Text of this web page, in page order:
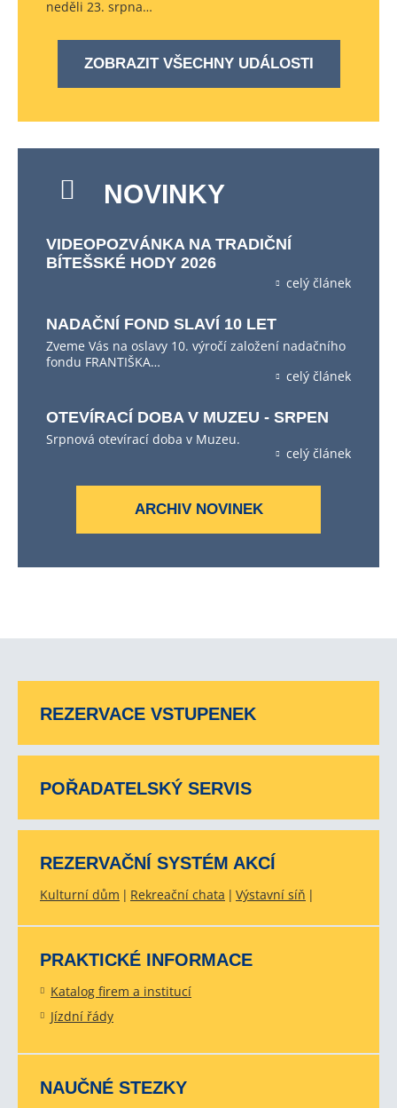
neděli 23. srpna…
ZOBRAZIT VŠECHNY UDÁLOSTI
NOVINKY
VIDEOPOZVÁNKA NA TRADIČNÍ
BÍTEŠSKÉ HODY 2026
celý článek
NADAČNÍ FOND SLAVÍ 10 LET
Zveme Vás na oslavy 10. výročí založení nadačního
fondu FRANTIŠKA…
celý článek
OTEVÍRACÍ DOBA V MUZEU - SRPEN
Srpnová otevírací doba v Muzeu.
celý článek
ARCHIV NOVINEK
REZERVACE VSTUPENEK
POŘADATELSKÝ SERVIS
REZERVAČNÍ SYSTÉM AKCÍ
Kulturní dům Rekreační chata Výstavní síň
PRAKTICKÉ INFORMACE
Katalog firem a institucí
Jízdní řády
NAUČNÉ STEZKY